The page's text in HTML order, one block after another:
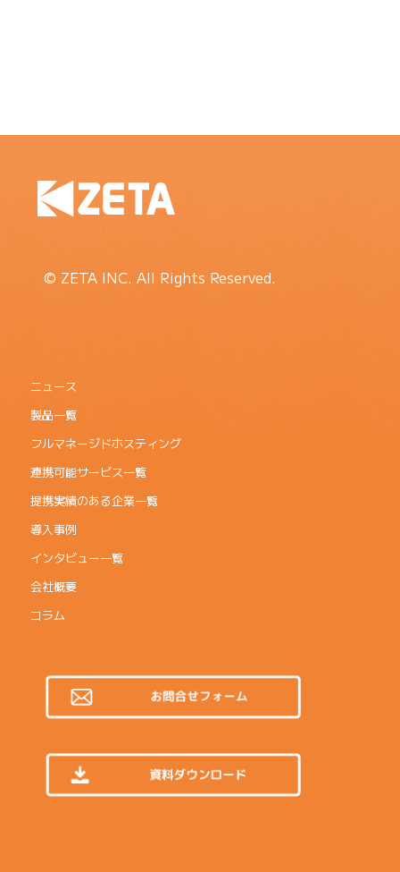
© ZETA INC. All Rights Reserved.
ニュース
製品一覧
フルマネージドホスティング
連携可能サービス一覧
提携実績のある企業一覧
導入事例
インタビュー一覧
会社概要
コラム